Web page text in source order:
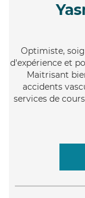
Optimiste,
d'expérience et
Maitrisant
accidents
services de